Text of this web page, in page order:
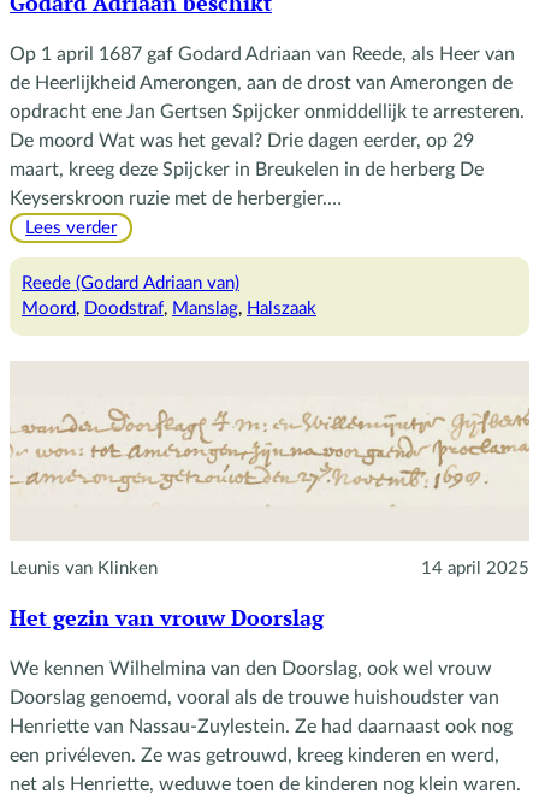
Op 1 april 1687 gaf Godard Adriaan van Reede, als Heer van
de Heerlijkheid Amerongen, aan de drost van Amerongen de
opdracht ene Jan Gertsen Spijcker onmiddellijk te arresteren.
De moord Wat was het geval? Drie dagen eerder, op 29
maart, kreeg deze Spijcker in Breukelen in de herberg De
Keyserskroon ruzie met de herbergier.…
Lees verder:
Adriaan
beschikt
Reede (Godard Adriaan van)
Moord, Doodstraf, Manslag, Halszaak
Leunis van Klinken 14 april 2025
Het gezin van vrouw Doorslag
We kennen Wilhelmina van den Doorslag, ook wel vrouw
Doorslag genoemd, vooral als de trouwe huishoudster van
Henriette van Nassau-Zuylestein. Ze had daarnaast ook nog
een privéleven. Ze was getrouwd, kreeg kinderen en werd,
net als Henriette, weduwe toen de kinderen nog klein waren.